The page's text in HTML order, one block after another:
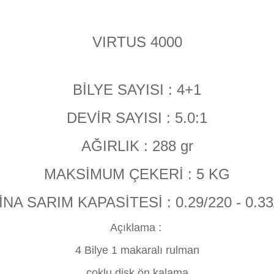
VIRTUS 4000
BİLYE SAYISI : 4+1
DEVİR SAYISI : 5.0:1
AĞIRLIK : 288 gr
MAKSİMUM ÇEKERİ : 5 KG
SARIM KAPASİTESİ : 0.29/220 -
Açıklama :
4 Bilye 1 makaralı rulman